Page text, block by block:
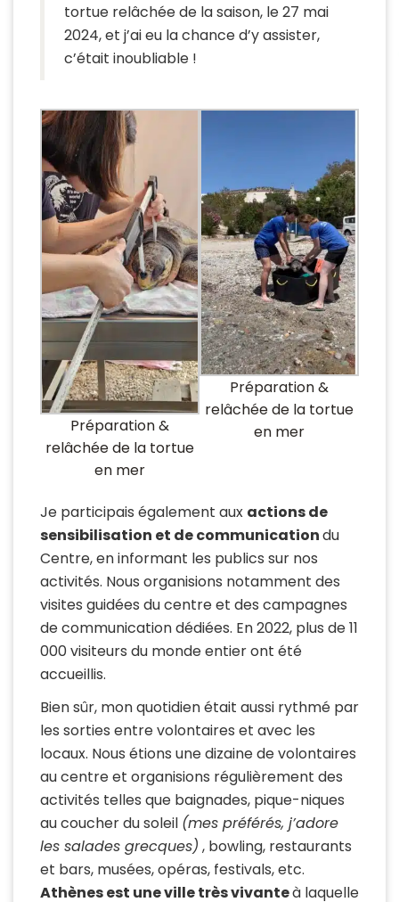
tortue relâchée de la saison, le 27 mai
2024, et j’ai eu la chance d’y assister,
c’était inoubliable !
Préparation &
relâchée de la tortue
en mer
Préparation &
relâchée de la tortue
en mer
Je participais également aux actions de
sensibilisation et de communicationdu
Centre, en informant les publics sur nos
activités. Nous organisions notamment des
visites guidées du centre et des campagnes
de communication dédiées. En 2022, plus de 11
000 visiteurs du monde entier ont été
accueillis.
Bien sûr, mon quotidien était aussi rythmé par
les sorties entre volontaires et avec les
locaux. Nous étions une dizaine de volontaires
au centre et organisions régulièrement des
activités telles que baignades, pique-niques
au coucher du soleil (mes préférés, j’adore
les salades grecques) , bowling, restaurants
et bars, musées, opéras, festivals, etc.
Athènes est une ville très vivanteà laquelle